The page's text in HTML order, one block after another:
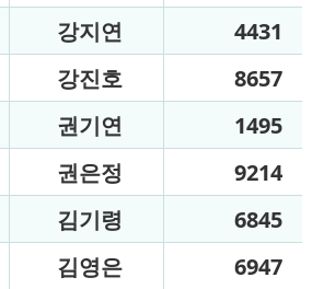
강지연
4431
강진호
8657
권기연
1495
권은정
9214
김기령
6845
김영은
6947